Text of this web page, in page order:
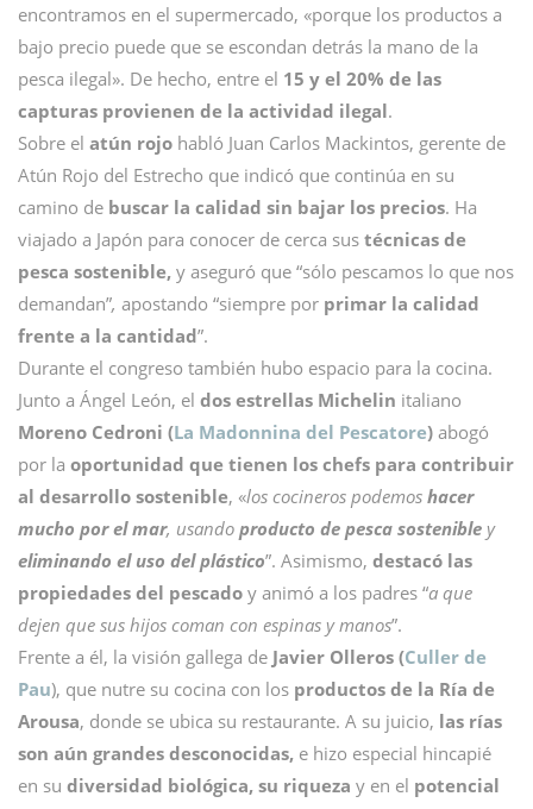
encontramos en el supermercado, «porque los productos a
bajo precio puede que se escondan detrás la mano de la
pesca ilegal». De hecho, entre el 15 y el 20% de las
capturas provienen de la actividad ilegal.
Sobre el atún rojo habló Juan Carlos Mackintos, gerente de
Atún Rojo del Estrecho que indicó que continúa en su
camino de buscar la calidad sin bajar los precios. Ha
viajado a Japón para conocer de cerca sus técnicas de
pesca sostenible, y aseguró que “sólo pescamos lo que nos
demandan”, apostando “siempre por primar la calidad
frente a la cantidad”.
Durante el congreso también hubo espacio para la cocina.
Junto a Ángel León, el dos estrellas Michelin italiano
Moreno Cedroni (La Madonnina del Pescatore) abogó
por la oportunidad que tienen los chefs para contribuir
al desarrollo sostenible, «los cocineros podemos hacer
mucho por el mar, usando producto de pesca sostenible y
eliminando el uso del plástico”. Asimismo, destacó las
propiedades del pescado y animó a los padres “a que
dejen que sus hijos coman con espinas y manos”.
Frente a él, la visión gallega de Javier Olleros (Culler de
Pau), que nutre su cocina con los productos de la Ría de
Arousa, donde se ubica su restaurante. A su juicio, las rías
son aún grandes desconocidas, e hizo especial hincapié
en su diversidad biológica, su riqueza y en el potencial